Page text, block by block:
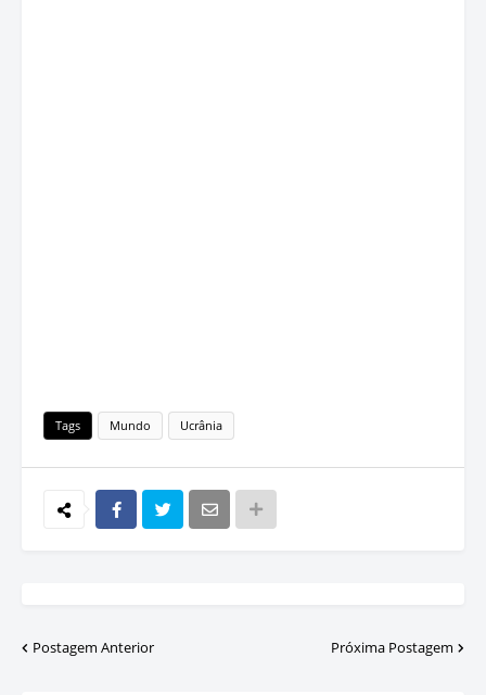
Tags Mundo Ucrânia
Postagem Anterior Próxima Postagem